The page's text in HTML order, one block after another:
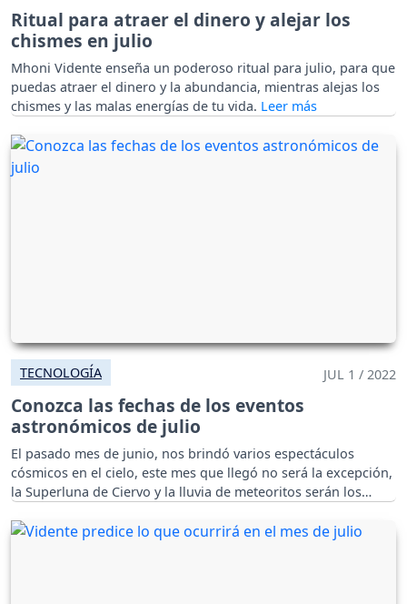
Ritual para atraer el dinero y alejar los
chismes en julio
Mhoni Vidente enseña un poderoso ritual para julio, para que
puedas atraer el dinero y la abundancia, mientras alejas los
chismes y las malas energías de tu vida.
TECNOLOGÍA JUL 1 / 2022
Conozca las fechas de los eventos
astronómicos de julio
El pasado mes de junio, nos brindó varios espectáculos
cósmicos en el cielo, este mes que llegó no será la excepción,
la Superluna de Ciervo y la lluvia de meteoritos serán los